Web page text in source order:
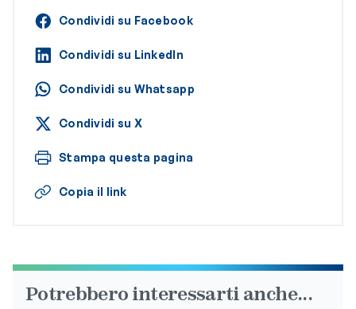
Condividi su Facebook
Condividi su LinkedIn
Condividi su Whatsapp
Condividi su X
Stampa questa pagina
Copia il link
Potrebbero interessarti anche...